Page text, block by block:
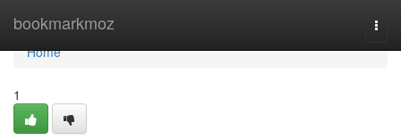
bookmarkmoz
Home
Home
1